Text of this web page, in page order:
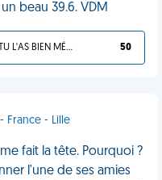
beau 39.6. VDM
TU L'AS BIEN MÉRITÉ 50
France - Lille
fait la tête. Pourquoi ?
l'une de ses amies